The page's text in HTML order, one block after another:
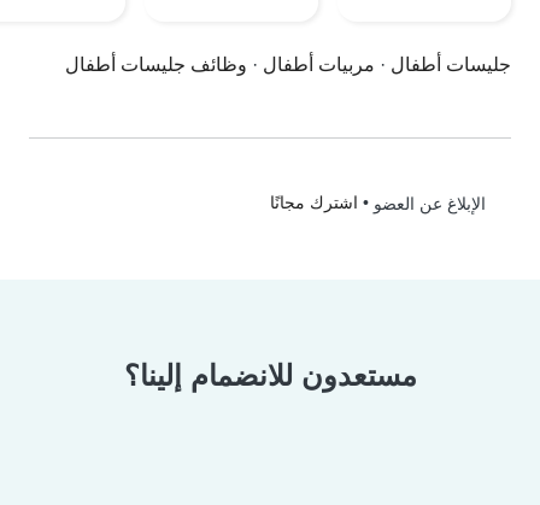
جليسات أطفال · مربيات أطفال · وظائف جليسات أطفال
الإبلاغ عن العضو • اشترك مجانًا
مستعدون للانضمام إلينا؟